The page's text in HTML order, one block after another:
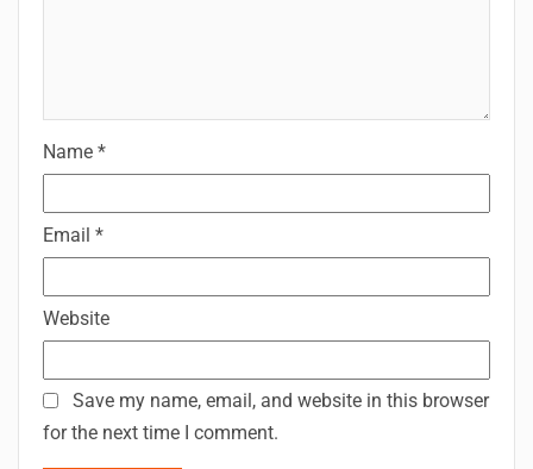
Name *
Email *
Website
Save my name, email, and website in this browser
for the next time I comment.